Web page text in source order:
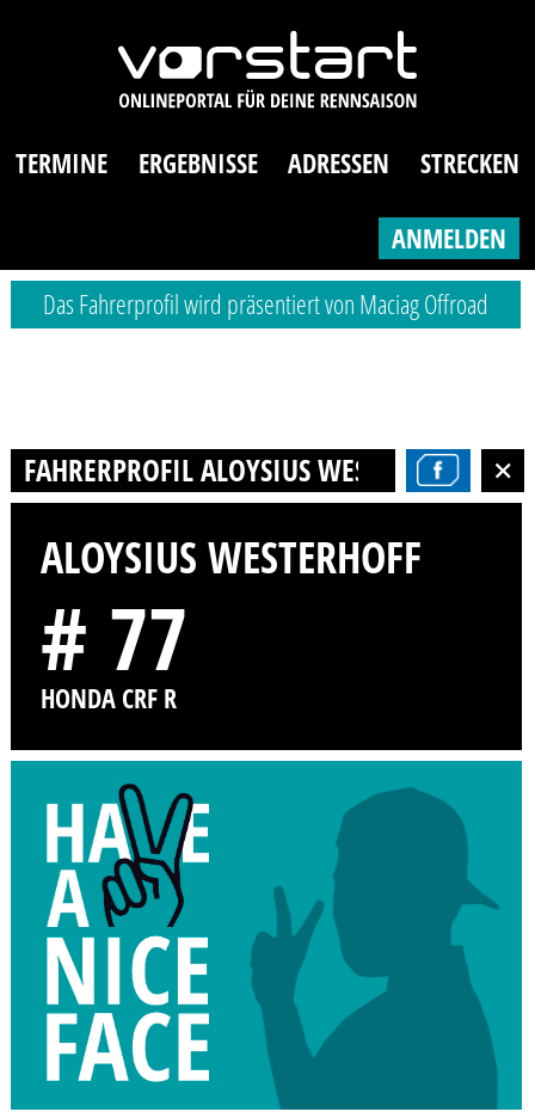
TERMINE ERGEBNISSE ADRESSEN STRECKEN
ANMELDEN
Das Fahrerprofil wird präsentiert von Maciag Offroad
FAHRERPROFIL ALOYSIUS WESTERHOFF
ALOYSIUS WESTERHOFF
# 77
HONDA CRF R